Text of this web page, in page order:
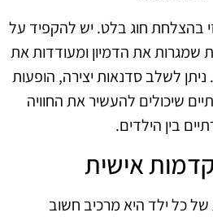
בהצלחת חוג בלט. יש להקפיד על
שמגרות את הדמיון ומעודדות את
לשלב סדנאות יצירה, הופעות
שיכולים להעשיר את החוויה
בין הילדים.
אישית
כל ילד היא מרכיב חשוב